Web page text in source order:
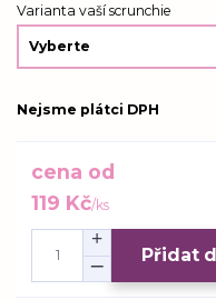
Varianta vaší scrunchie
Nejsme plátci DPH
cena od
119 Kč/ks
Přidat